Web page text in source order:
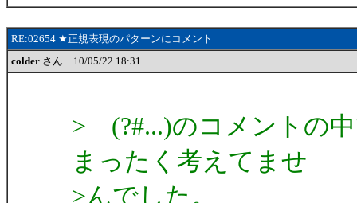
RE:02654 ★正規表現のパターンにコメント
colder さん 10/05/22 18:31
> (?#...)のコメントの
まったく考えてませ
>んでした。